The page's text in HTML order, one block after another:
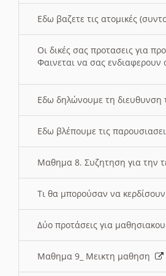
Εδω βαζετε τις ατομικές
Οι δικές σας προτασεις για
Φαινεται να σας ενδιαφερουν
Εδω δηλώνουμε τη
Εδω βλέπουμε τις
Μαθημα 8. Συζητηση για την
Τι θα μπορούσαν να
Δύο προτάσεις για
Μαθημα 9_ Μεικτη μαθηση